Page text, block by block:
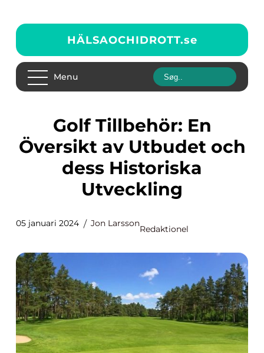
HÄLSAOCHIDROTT.se
Menu
Golf Tillbehör: En
Översikt av Utbudet och
dess Historiska
Utveckling
05 januari 2024 Jon Larsson
Redaktionel